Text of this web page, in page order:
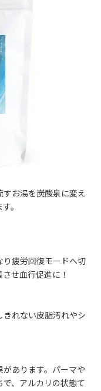
お湯を炭酸泉に変え
。
り疲労回復モードへ切
せ血行促進に！
れない皮脂汚れやシ
あります。パーマや
、アルカリの状態て